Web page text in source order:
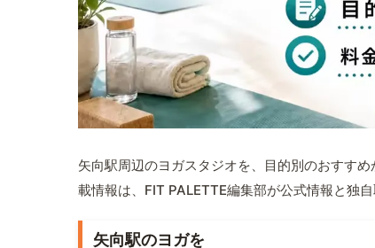
矢向駅周辺のヨガスタジオを、目的別のおすす
載情報は、FIT PALETTE編集部が公式情報と独
矢向駅のヨガを